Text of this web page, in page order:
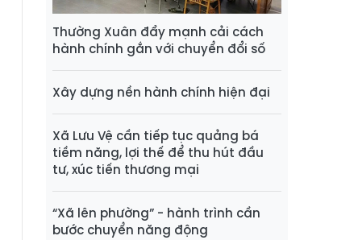
Thường Xuân đẩy mạnh cải cách
hành chính gắn với chuyển đổi số
Xây dựng nền hành chính hiện đại
Xã Lưu Vệ cần tiếp tục quảng bá
tiềm năng, lợi thế để thu hút đầu
tư, xúc tiến thương mại
“Xã lên phường” - hành trình cần
bước chuyển năng động